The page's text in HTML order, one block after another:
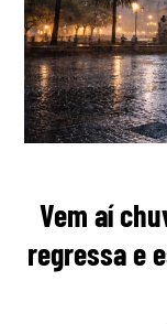
Vem aí
regressa e